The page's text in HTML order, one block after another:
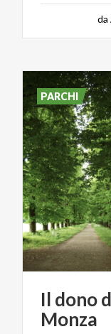
da
Il dono
Monza
PARCHI